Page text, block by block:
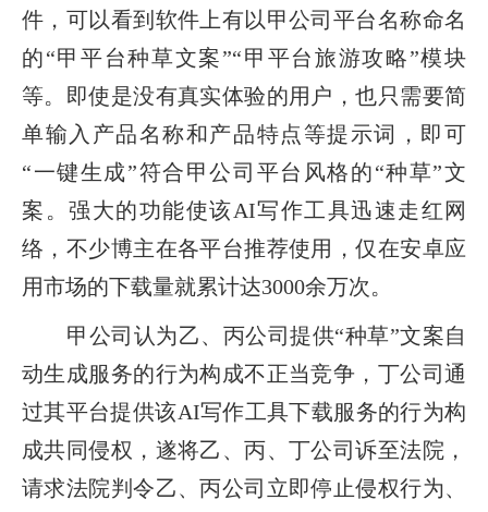
件，可以看到软件上有以甲公司平台名称命名
的“甲平台种草文案”“甲平台旅游攻略”模块
等。即使是没有真实体验的用户，也只需要简
单输入产品名称和产品特点等提示词，即可
“一键生成”符合甲公司平台风格的“种草”文
案。强大的功能使该AI写作工具迅速走红网
络，不少博主在各平台推荐使用，仅在安卓应
用市场的下载量就累计达3000余万次。
甲公司认为乙、丙公司提供“种草”文案自
动生成服务的行为构成不正当竞争，丁公司通
过其平台提供该AI写作工具下载服务的行为构
成共同侵权，遂将乙、丙、丁公司诉至法院，
请求法院判令乙、丙公司立即停止侵权行为、